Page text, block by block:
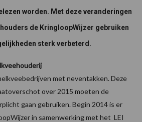
worden. Met deze veranderingen
de KringloopWijzer gebruiken
sterk verbeterd.
met neventakken. Deze
over 2015 moeten de
gaan gebruiken. Begin 2014 is er
in samenwerking met het LEI